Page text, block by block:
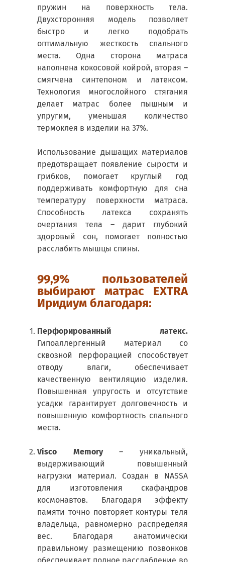
пружин на поверхность тела.
Двухсторонняя модель позволяет
быстро и легко подобрать
оптимальную жесткость спального
места. Одна сторона матраса
наполнена кокосовой койрой, вторая –
смягчена синтепоном и латексом.
Технология многослойного стягания
делает матрас более пышным и
упругим, уменьшая количество
термоклея в изделии на 37%.
Использование дышащих материалов
предотвращает появление сырости и
грибков, помогает круглый год
поддерживать комфортную для сна
температуру поверхности матраса.
Способность латекса сохранять
очертания тела – дарит глубокий
здоровый сон, помогает полностью
расслабить мышцы спины.
99,9% пользователей
выбирают матрас EXTRA
Иридиум благодаря:
Перфорированный латекс.
Гипоаллергенный материал со
сквозной перфорацией способствует
отводу влаги, обеспечивает
качественную вентиляцию изделия.
Повышенная упругость и отсутствие
усадки гарантирует долговечность и
повышенную комфортность спального
места.
Visco Memory– уникальный,
выдерживающий повышенный
нагрузки материал. Создан в NASSA
для изготовления скафандров
космонавтов. Благодаря эффекту
памяти точно повторяет контуры теля
владельца, равномерно распределяя
вес. Благодаря анатомически
правильному размещению позвонков